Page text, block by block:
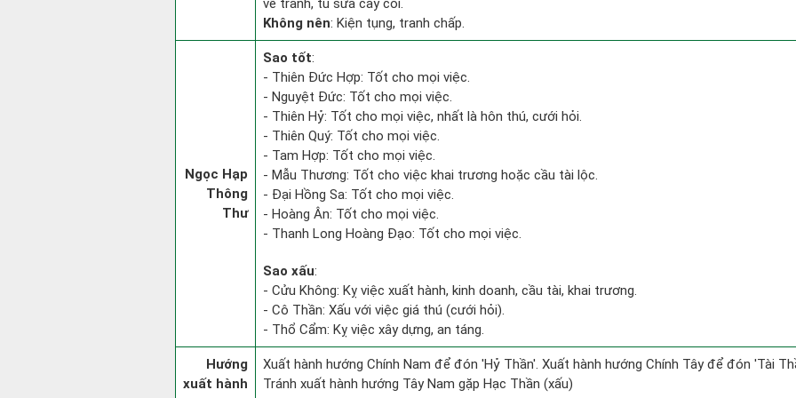
vẽ tranh, tu sửa cây cối.
Không nên: Kiện tụng, tranh chấp.
Ngọc Hạp
Thông
Thư
Sao tốt:
- Thiên Đức Hợp: Tốt cho mọi việc.
- Nguyệt Đức: Tốt cho mọi việc.
- Thiên Hỷ: Tốt cho mọi việc, nhất là hôn thú, cưới hỏi.
- Thiên Quý: Tốt cho mọi việc.
- Tam Hợp: Tốt cho mọi việc.
- Mẫu Thương: Tốt cho việc khai trương hoặc cầu tài lộc.
- Đại Hồng Sa: Tốt cho mọi việc.
- Hoàng Ân: Tốt cho mọi việc.
- Thanh Long Hoàng Đạo: Tốt cho mọi việc.
Sao xấu:
- Cửu Không: Kỵ việc xuất hành, kinh doanh, cầu tài, khai trương.
- Cô Thần: Xấu với việc giá thú (cưới hỏi).
- Thổ Cẩm: Kỵ việc xây dựng, an táng.
Hướng
xuất hành
Xuất hành hướng Chính Nam để đón 'Hỷ Thần'. Xuất hành hướng Chính Tây để đón 'Tài
Tránh xuất hành hướng Tây Nam gặp Hạc Thần (xấu)